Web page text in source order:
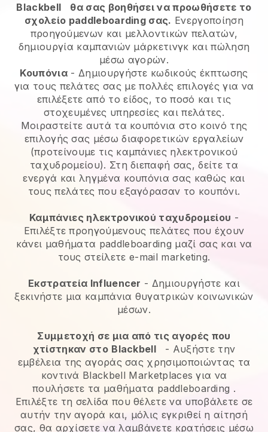
Blackbell
θα σας βοηθήσει να προωθήσετε το
σχολείο paddleboarding σας. Ενεργοποίηση
προηγούμενων και μελλοντικών πελατών,
δημιουργία καμπανιών μάρκετινγκ και πώληση
μέσω αγορών.
Κουπόνια - Δημιουργήστε κωδικούς έκπτωσης
για τους πελάτες σας με πολλές επιλογές για να
επιλέξετε από το είδος, το ποσό και τις
στοχευμένες υπηρεσίες και πελάτες.
Μοιραστείτε αυτά τα κουπόνια στο κοινό της
επιλογής σας μέσω διαφορετικών εργαλείων
(προτείνουμε τις καμπάνιες ηλεκτρονικού
ταχυδρομείου). Στη διεπαφή σας, δείτε τα
ενεργά και ληγμένα κουπόνια σας καθώς και
τους πελάτες που εξαγόρασαν το κουπόνι.
Καμπάνιες ηλεκτρονικού ταχυδρομείου -
Επιλέξτε προηγούμενους πελάτες που έχουν
κάνει μαθήματα paddleboarding μαζί σας και να
τους στείλετε e-mail marketing.
Εκστρατεία Influencer - Δημιουργήστε και
ξεκινήστε μια καμπάνια θυγατρικών κοινωνικών
μέσων.
Συμμετοχή σε μια από τις αγορές που
χτίστηκαν στο Blackbell - Αυξήστε την
εμβέλεια της αγοράς σας χρησιμοποιώντας τα
κοντινά Blackbell Marketplaces για να
πουλήσετε τα μαθήματα paddleboarding .
Επιλέξτε τη σελίδα που θέλετε να υποβάλετε σε
αυτήν την αγορά και, μόλις εγκριθεί η αίτησή
σας, θα αρχίσετε να λαμβάνετε κρατήσεις μέσω